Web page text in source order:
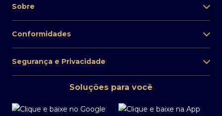
Sobre
Conformidades
Segurança e Privacidade
Soluções para você